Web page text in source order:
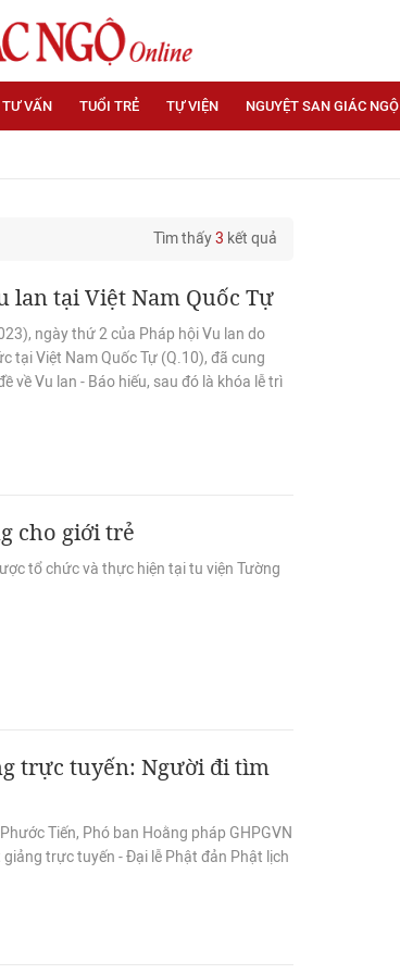
TƯ VẤN TUỔI TRẺ TỰ VIỆN NGUYỆT SAN GIÁC NGỘ
Tìm thấy3 kết quả
lan tại Việt Nam Quốc Tự
ngày thứ 2 của Pháp hội Vu lan do
tại Việt Nam Quốc Tự (Q.10), đã cung
về Vu lan - Báo hiếu, sau đó là khóa lễ trì
cho giới trẻ
tổ chức và thực hiện tại tu viện Tường
trực tuyến: Người đi tìm
Tiến, Phó ban Hoằng pháp GHPGVN
trực tuyến - Đại lễ Phật đản Phật lịch